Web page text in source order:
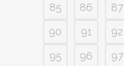
85
86 87
90
91 92
95
96 97